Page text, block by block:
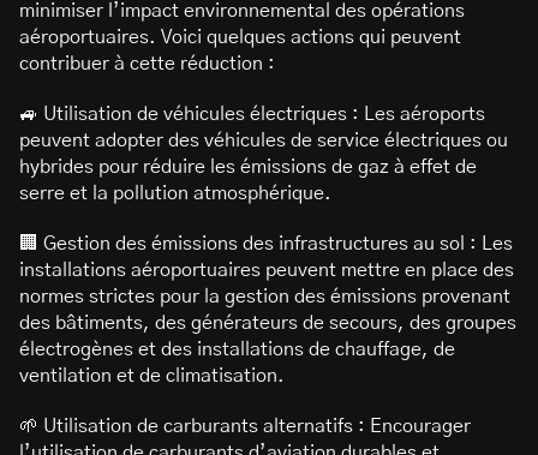
minimiser l’impact environnemental des opérations
aéroportuaires. Voici quelques actions qui peuvent
contribuer à cette réduction :
🚙 Utilisation de véhicules électriques : Les aéroports
peuvent adopter des véhicules de service électriques ou
hybrides pour réduire les émissions de gaz à effet de
serre et la pollution atmosphérique.
🏢 Gestion des émissions des infrastructures au sol : Les
installations aéroportuaires peuvent mettre en place des
normes strictes pour la gestion des émissions provenant
des bâtiments, des générateurs de secours, des groupes
électrogènes et des installations de chauffage, de
ventilation et de climatisation.
🌱 Utilisation de carburants alternatifs : Encourager